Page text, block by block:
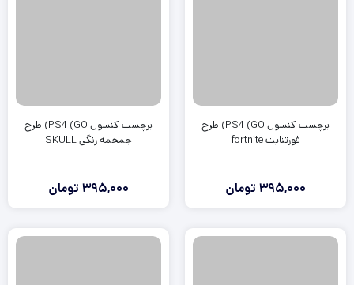
برچسب کنسول PS4 (GO) طرح
فورتنایت fortnite
395,000 تومان
برچسب کنسول PS4 (GO) طرح
جمجمه رنگی SKULL
395,000 تومان